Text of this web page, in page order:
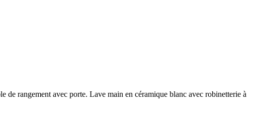
de rangement avec porte. Lave main en céramique blanc avec robinetterie à